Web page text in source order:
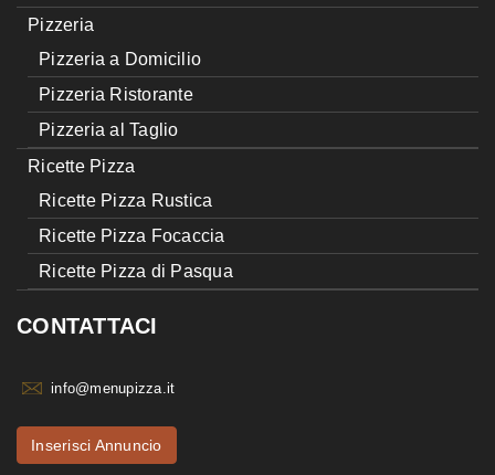
Pizzeria
Pizzeria a Domicilio
Pizzeria Ristorante
Pizzeria al Taglio
Ricette Pizza
Ricette Pizza Rustica
Ricette Pizza Focaccia
Ricette Pizza di Pasqua
CONTATTACI
info@menupizza.it
Inserisci Annuncio